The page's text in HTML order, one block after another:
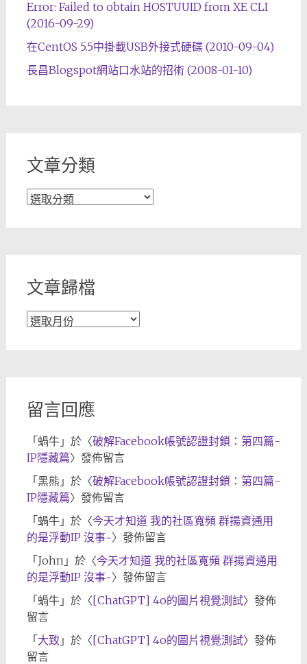
Error: Failed to obtain HOSTUUID from XE CLI
(2016-09-29)
在CentOS 5.5中掛載USB外接式硬碟 (2010-09-04)
長昌Blogspot網站口水站的招術 (2008-01-10)
文章分類
文
文章歸檔
文
留言回應
「蝸牛」於〈破解Facebook帳號認證封鎖：第四篇-
IP隱藏篇〉發佈留言
「黑熊 」於〈破解Facebook帳號認證封鎖：第四篇-
IP隱藏篇〉發佈留言
「蝸牛」於〈今天才知道 我的社區寬頻 群揚資通用
的是浮動IP 沒事~〉發佈留言
「John 」於〈今天才知道 我的社區寬頻 群揚資通用
的是浮動IP 沒事~〉發佈留言
「蝸牛」於〈[ChatGPT] 4o的圖片視覺測試〉發佈
留言
「大致 」於〈[ChatGPT] 4o的圖片視覺測試〉發佈
留言